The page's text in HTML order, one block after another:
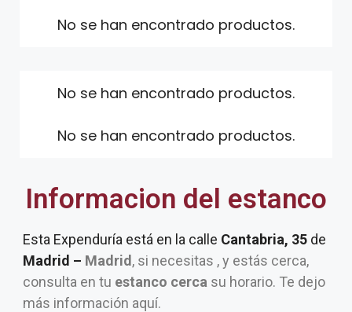
No se han encontrado productos.
No se han encontrado productos.
No se han encontrado productos.
Informacion del estanco
Esta Expenduría está en la calle Cantabria, 35 de
Madrid – Madrid , si necesitas , y estás cerca,
consulta en tu estanco cerca su horario. Te dejo
más información aquí.